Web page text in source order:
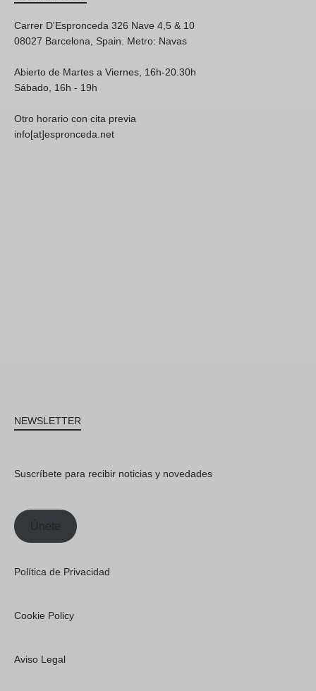
Carrer D'Espronceda 326 Nave 4,5 & 10
08027 Barcelona, Spain. Metro: Navas
Abierto de Martes a Viernes, 16h-20.30h
Sábado, 16h - 19h
Otro horario con cita previa
info[at]espronceda.net
NEWSLETTER
Suscríbete para recibir noticias y novedades
Únete
Política de Privacidad
Cookie Policy
Aviso Legal